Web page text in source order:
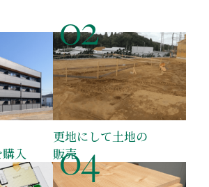
入
02
更地にして土地の
販売
04